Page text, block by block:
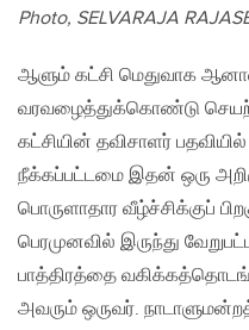
Photo, SELVARAJA
ஆளும் கட்சி மெதுவாக
வரவழைத்துக்கொண்டு
கட்சியின் தவிசாளர் பதவியில்
நீக்கப்பட்டமை இதன் ஒரு
பொருளாதார வீழ்ச்சிக்குப்
பெரமுனவில் இருந்து
பாத்திரத்தை
அவரும் ஒருவர்.